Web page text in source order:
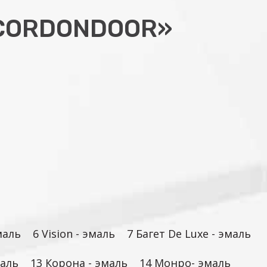
6 Vision - эмаль 7 Багет De Luxe - эмаль
13 Корона - эмаль 14 Монро- эмаль